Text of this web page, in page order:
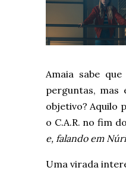
Amaia sabe
perguntas, mas
objetivo? Aquilo
o C.A.R. no fim
e, falando em
Uma virada